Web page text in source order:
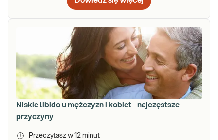
Niskie libido u mężczyzn i kobiet - najczęstsze
przyczyny
Przeczytasz w 12 minut